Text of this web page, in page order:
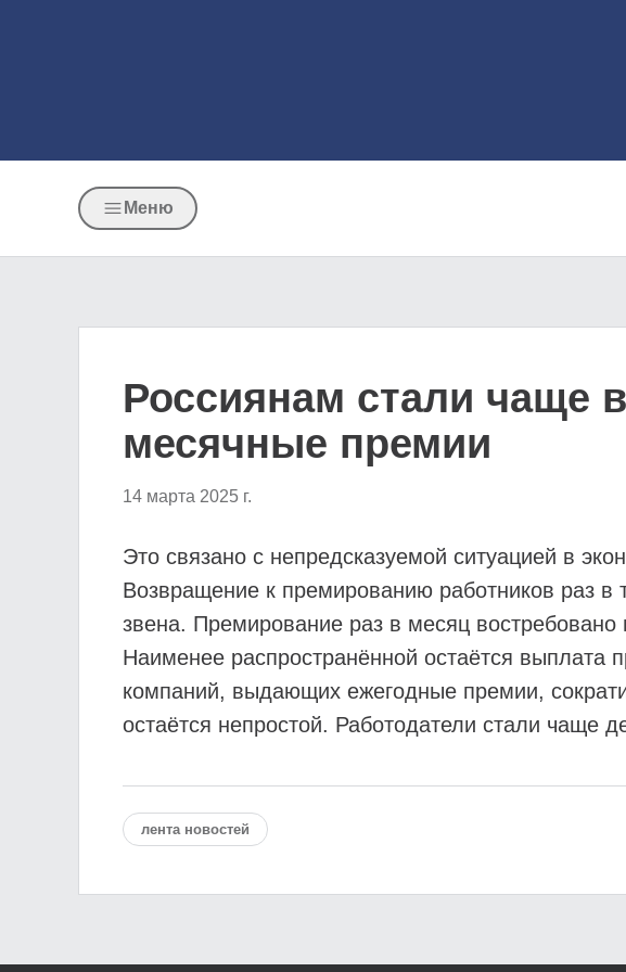
Меню
Россиянам стали чаще
месячные премии
14 марта 2025 г.
Это связано с непредсказуемой ситуацией в
Возвращение к премированию работников раз в
звена. Премирование раз в месяц
Наименее распространённой остаётся выплата
компаний, выдающих ежегодные премии,
остаётся непростой. Работодатели стали чаще
лента новостей